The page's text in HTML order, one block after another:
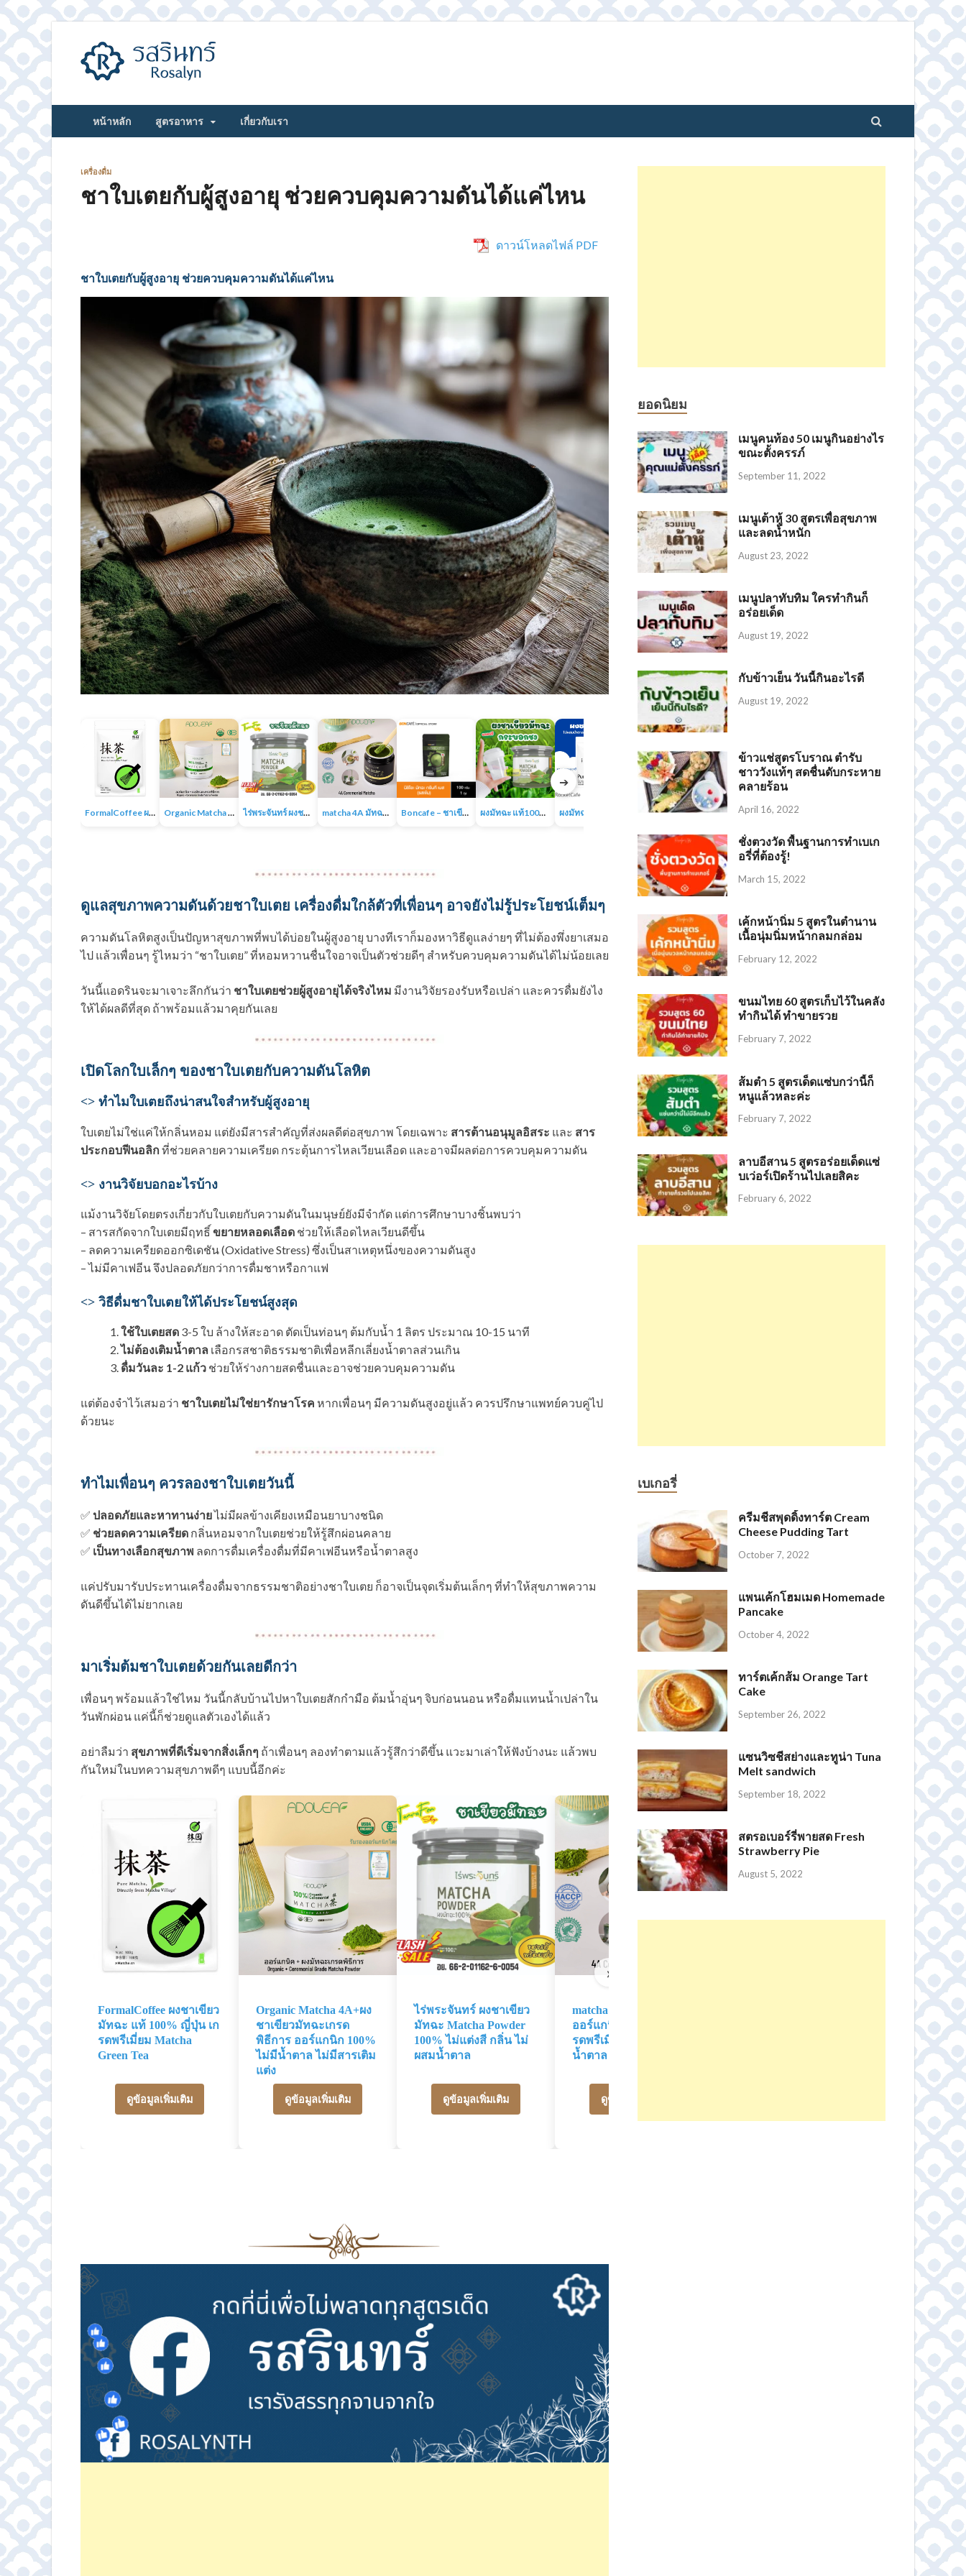
หน้าหลัก สูตรอาหาร เกี่ยวกับเรา
เครื่องดื่ม
ชาใบเตยกับผู้สูงอายุ ช่วยควบคุมความดันได้แค่ไหน
ดาวน์โหลดไฟล์ PDF
ชาใบเตยกับผู้สูงอายุ ช่วยควบคุมความดันได้แค่ไหน
FormalCoffee ผงชาเขียวมัทฉะ แท้ 100% ญี่ปุ่น เกรดพรีเมี่ยม Matcha Green Tea Organic Matcha 4A+ผงชาเขียวมัทฉะเกรดพิธีการ ออร์แกนิก 100% ไม่มีน้ำตาล ไม่มีสารเติมแต่ง ไร่พระจันทร์ ผงชาเขียวมัทฉะ Matcha Powder 100% ไม่แต่งสี กลิ่น ไม่ผสมน้ำตาล matcha 4A มัทฉะออร์แกนิค ผงชาเขียวเกรดพรีเมี่ยม 100% ไม่มีน้ำตาล ไม่มีสารเติมแต่ง Boncafe – ชาเขียวพรีเมี่ยมแท้พร้อมชงจากญี่ปุ่น นิชิโอะ มัทฉะ กรีนที เบส ผงมัทฉะ แท้100% Matcha powder แบรนด์ไร่พระจันทร์ Sukkaii ชาเขียวมัทฉะ พรีเมี่ยม ออร์แกนิก 100% Dida ผงชาเขียวมัทฉะ แท้ 100% เกรดพรีเมี่ยม ผงชาเขียวมัทฉะ แท้ 100%
➔
ดูแลสุขภาพความดันด้วยชาใบเตย เครื่องดื่มใกล้ตัวที่เพื่อนๆ อาจยังไม่รู้ประโยชน์เต็มๆ
ความดันโลหิตสูงเป็นปัญหาสุขภาพที่พบได้บ่อยในผู้สูงอายุ บางทีเราก็มองหาวิธีดูแลง่ายๆ ที่ไม่ต้องพึ่งยาเสมอ
ไป แล้วเพื่อนๆ รู้ไหมว่า “ชาใบเตย” ที่หอมหวานชื่นใจอาจเป็นตัวช่วยดีๆ สำหรับควบคุมความดันได้ไม่น้อยเลย
วันนี้แอดรินจะมาเจาะลึกกันว่า ชาใบเตยช่วยผู้สูงอายุได้จริงไหม มีงานวิจัยรองรับหรือเปล่า และควรดื่มยังไง
ให้ได้ผลดีที่สุด ถ้าพร้อมแล้วมาคุยกันเลย
เปิดโลกใบเล็กๆ ของชาใบเตยกับความดันโลหิต
<> ทำไมใบเตยถึงน่าสนใจสำหรับผู้สูงอายุ
ใบเตยไม่ใช่แค่ให้กลิ่นหอม แต่ยังมีสารสำคัญที่ส่งผลดีต่อสุขภาพ โดยเฉพาะ สารต้านอนุมูลอิสระ และ สาร
ประกอบฟีนอลิก ที่ช่วยคลายความเครียด กระตุ้นการไหลเวียนเลือด และอาจมีผลต่อการควบคุมความดัน
<> งานวิจัยบอกอะไรบ้าง
แม้งานวิจัยโดยตรงเกี่ยวกับใบเตยกับความดันในมนุษย์ยังมีจำกัด แต่การศึกษาบางชิ้นพบว่า
– สารสกัดจากใบเตยมีฤทธิ์ขยายหลอดเลือด ช่วยให้เลือดไหลเวียนดีขึ้น
– ลดความเครียดออกซิเดชัน (Oxidative Stress) ซึ่งเป็นสาเหตุหนึ่งของความดันสูง
– ไม่มีคาเฟอีน จึงปลอดภัยกว่าการดื่มชาหรือกาแฟ
<> วิธีดื่มชาใบเตยให้ได้ประโยชน์สูงสุด
ใช้ใบเตยสด 3-5 ใบ ล้างให้สะอาด ตัดเป็นท่อนๆ ต้มกับน้ำ 1 ลิตร ประมาณ 10-15 นาที
ไม่ต้องเติมน้ำตาล เลือกรสชาติธรรมชาติเพื่อหลีกเลี่ยงน้ำตาลส่วนเกิน
ดื่มวันละ 1-2 แก้ว ช่วยให้ร่างกายสดชื่นและอาจช่วยควบคุมความดัน
แต่ต้องจำไว้เสมอว่า ชาใบเตยไม่ใช่ยารักษาโรค หากเพื่อนๆ มีความดันสูงอยู่แล้ว ควรปรึกษาแพทย์ควบคู่ไป
ด้วยนะ
ทำไมเพื่อนๆ ควรลองชาใบเตยวันนี้
✅ ปลอดภัยและหาทานง่ายไม่มีผลข้างเคียงเหมือนยาบางชนิด
✅ ช่วยลดความเครียด กลิ่นหอมจากใบเตยช่วยให้รู้สึกผ่อนคลาย
✅ เป็นทางเลือกสุขภาพ ลดการดื่มเครื่องดื่มที่มีคาเฟอีนหรือน้ำตาลสูง
แค่ปรับมารับประทานเครื่องดื่มจากธรรมชาติอย่างชาใบเตย ก็อาจเป็นจุดเริ่มต้นเล็กๆ ที่ทำให้สุขภาพความ
ดันดีขึ้นได้ไม่ยากเลย
มาเริ่มต้มชาใบเตยด้วยกันเลยดีกว่า
เพื่อนๆ พร้อมแล้วใช่ไหม วันนี้กลับบ้านไปหาใบเตยสักกำมือ ต้มน้ำอุ่นๆ จิบก่อนนอน หรือดื่มแทนน้ำเปล่าใน
วันพักผ่อน แค่นี้ก็ช่วยดูแลตัวเองได้แล้ว
อย่าลืมว่า สุขภาพที่ดีเริ่มจากสิ่งเล็กๆ ถ้าเพื่อนๆ ลองทำตามแล้วรู้สึกว่าดีขึ้น แวะมาเล่าให้ฟังบ้างนะ แล้วพบ
กันใหม่ในบทความสุขภาพดีๆ แบบนี้อีกค่ะ
›
FormalCoffee ผงชาเขียว
มัทฉะ แท้ 100% ญี่ปุ่น เก
รดพรีเมี่ยม Matcha
Green Tea
ดูข้อมูลเพิ่มเติม
Organic Matcha 4A+ผง
ชาเขียวมัทฉะเกรด
พิธีการ ออร์แกนิก 100%
ไม่มีน้ำตาล ไม่มีสารเติม
แต่ง
ดูข้อมูลเพิ่มเติม
ไร่พระจันทร์ ผงชาเขียว
มัทฉะ Matcha Powder
100% ไม่แต่งสี กลิ่น ไม่
ผสมน้ำตาล
ดูข้อมูลเพิ่มเติม
matcha 4A มัทฉะ
ออร์แกนิค ผงชาเขียวเก
รดพรีเมี่ยม 100% ไม่มี
น้ำตาล ไม่มีสารเติมแต่ง
ดูข้อมูลเพิ่มเติม
ผงมัทฉะ แท้
Matcha
ไร่พระจันทร์
ดูข้อมูลเพิ่
ยอดนิยม
เมนูคนท้อง 50 เมนูกินอย่างไร
ขณะตั้งครรภ์
September 11, 2022
เมนูเต้าหู้ 30 สูตรเพื่อสุขภาพ
และลดน้ำหนัก
August 23, 2022
เมนูปลาทับทิม ใครทำกินก็
อร่อยเด็ด
August 19, 2022
กับข้าวเย็น วันนี้กินอะไรดี
August 19, 2022
ข้าวแช่สูตรโบราณ ตำรับ
ชาววังแท้ๆ สดชื่นดับกระหาย
คลายร้อน
April 16, 2022
ชั่งตวงวัด พื้นฐานการทำเบเก
อรี่ที่ต้องรู้!
March 15, 2022
เค้กหน้านิ่ม 5 สูตรในตำนาน
เนื้อนุ่มนิ่มหน้ากลมกล่อม
February 12, 2022
ขนมไทย 60 สูตรเก็บไว้ในคลัง
ทำกินได้ ทำขายรวย
February 7, 2022
ส้มตำ 5 สูตรเด็ดแซ่บกว่านี้ก็
หนูแล้วหละค่ะ
February 7, 2022
ลาบอีสาน 5 สูตรอร่อยเด็ดแซ่
บเว่อร์เปิดร้านไปเลยสิคะ
February 6, 2022
เบเกอรี่
ครีมชีสพุดดิ้งทาร์ต Cream
Cheese Pudding Tart
October 7, 2022
แพนเค้กโฮมเมด Homemade
Pancake
October 4, 2022
ทาร์ตเค้กส้ม Orange Tart
Cake
September 26, 2022
แซนวิซชีสย่างและทูน่า Tuna
Melt sandwich
September 18, 2022
สตรอเบอร์รี่พายสด Fresh
Strawberry Pie
August 5, 2022